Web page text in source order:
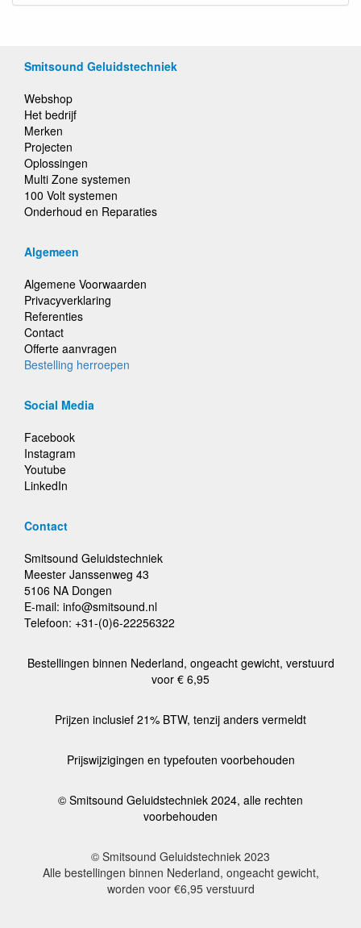
Smitsound Geluidstechniek
Webshop
Het bedrijf
Merken
Projecten
Oplossingen
Multi Zone systemen
100 Volt systemen
Onderhoud en Reparaties
Algemeen
Algemene Voorwaarden
Privacyverklaring
Referenties
Contact
Offerte aanvragen
Bestelling herroepen
Social Media
Facebook
Instagram
Youtube
LinkedIn
Contact
Smitsound Geluidstechniek
Meester Janssenweg 43
5106 NA Dongen
E-mail: info@smitsound.nl
Telefoon: +31-(0)6-22256322
Bestellingen binnen Nederland, ongeacht gewicht, verstuurd
voor € 6,95
Prijzen inclusief 21% BTW, tenzij anders vermeldt
Prijswijzigingen en typefouten voorbehouden
© Smitsound Geluidstechniek 2024, alle rechten
voorbehouden
© Smitsound Geluidstechniek 2023
Alle bestellingen binnen Nederland, ongeacht gewicht,
worden voor €6,95 verstuurd